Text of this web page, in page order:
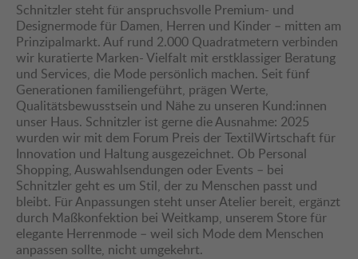
Schnitzler steht für anspruchsvolle Premium- und
Designermode für Damen, Herren und Kinder – mitten am
Prinzipalmarkt. Auf rund 2.000 Quadratmetern verbinden
wir kuratierte Marken- Vielfalt mit erstklassiger Beratung
und Services, die Mode persönlich machen. Seit fünf
Generationen familiengeführt, prägen Werte,
Qualitätsbewusstsein und Nähe zu unseren Kund:innen
unser Haus. Schnitzler ist gerne die Ausnahme: 2025
wurden wir mit dem Forum Preis der TextilWirtschaft für
Innovation und Haltung ausgezeichnet. Ob Personal
Shopping, Auswahlsendungen oder Events – bei
Schnitzler geht es um Stil, der zu Menschen passt und
bleibt. Für Anpassungen steht unser Atelier bereit, ergänzt
durch Maßkonfektion bei Weitkamp, unserem Store für
elegante Herrenmode – weil sich Mode dem Menschen
anpassen sollte, nicht umgekehrt.